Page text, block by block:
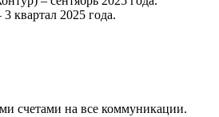
квартал 2025 года.
счетами на все коммуникации.